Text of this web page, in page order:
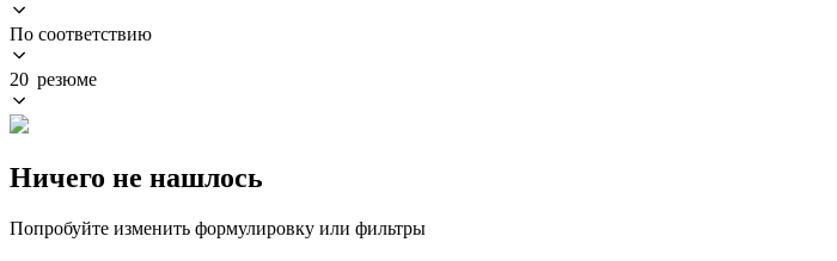
По соответствию
20 резюме
Ничего не нашлось
Попробуйте изменить формулировку или фильтры